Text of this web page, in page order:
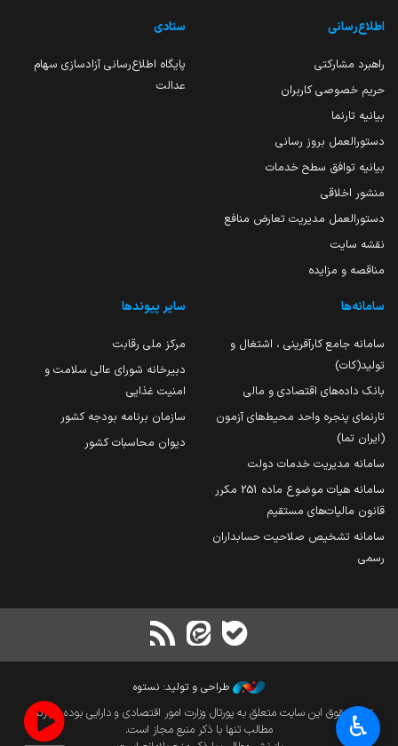
اطلاع‌رسانی
راهبرد مشارکتی
حریم خصوصی کاربران
بیانیه تارنما
دستورالعمل بروز رسانی
بیانیه توافق سطح خدمات
منشور اخلاقی
دستورالعمل مدیریت تعارض منافع
نقشه سایت
مناقصه و مزایده
ستادی
پایگاه اطلاع‌رسانی آزادسازی سهام
عدالت
سامانه‌ها
سامانه جامع کارآفرینی ، اشتغال و
تولید(کات)
بانک داده‌های اقتصادی و مالی
تارنمای پنجره واحد محیط‌های آزمون
(ایران تما)
سامانه مدیریت خدمات دولت
سامانه هیات موضوع ماده 251 مکرر
قانون مالیات‌های مستقیم
سامانه تشخیص صلاحیت حسابداران
رسمی
سایر پیوندها
مرکز ملی رقابت
دبیرخانه شورای عالی سلامت و
امنیت غذایی
سازمان برنامه بودجه کشور
دیوان محاسبات کشور
طراحی و تولید: نستوه
تمام حقوق این سایت متعلق به پورتال وزارت امور اقتصادی و دارایی بوده و بازنشر
مطالب تنها با ذکر منبع مجاز است.
♿︎